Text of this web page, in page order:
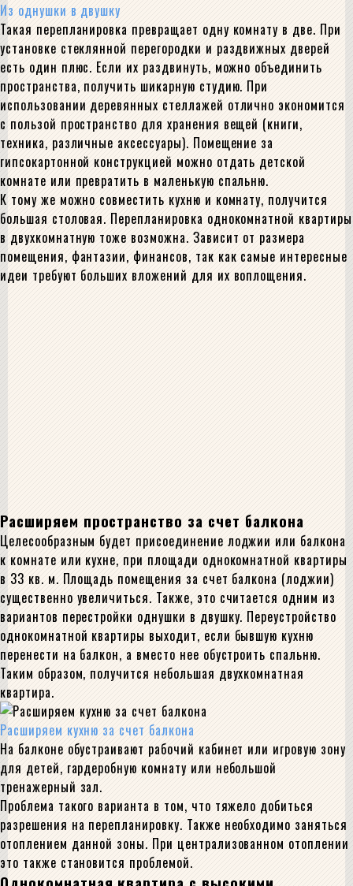
Из однушки в двушку
Такая перепланировка превращает одну комнату в две. При
установке стеклянной перегородки и раздвижных дверей
есть один плюс. Если их раздвинуть, можно объединить
пространства, получить шикарную студию. При
использовании деревянных стеллажей отлично экономится
с пользой пространство для хранения вещей (книги,
техника, различные аксессуары). Помещение за
гипсокартонной конструкцией можно отдать детской
комнате или превратить в маленькую спальню.
К тому же можно совместить кухню и комнату, получится
большая столовая. Перепланировка однокомнатной квартиры
в двухкомнатную тоже возможна. Зависит от размера
помещения, фантазии, финансов, так как самые интересные
идеи требуют больших вложений для их воплощения.
Расширяем пространство за счет балкона
Целесообразным будет присоединение лоджии или балкона
к комнате или кухне, при площади однокомнатной квартиры
в 33 кв. м. Площадь помещения за счет балкона (лоджии)
существенно увеличиться. Также, это считается одним из
вариантов перестройки однушки в двушку. Переустройство
однокомнатной квартиры выходит, если бывшую кухню
перенести на балкон, а вместо нее обустроить спальню.
Таким образом, получится небольшая двухкомнатная
квартира.
Расширяем кухню за счет балкона
На балконе обустраивают рабочий кабинет или игровую зону
для детей, гардеробную комнату или небольшой
тренажерный зал.
Проблема такого варианта в том, что тяжело добиться
разрешения на перепланировку. Также необходимо заняться
отоплением данной зоны. При централизованном отоплении
это также становится проблемой.